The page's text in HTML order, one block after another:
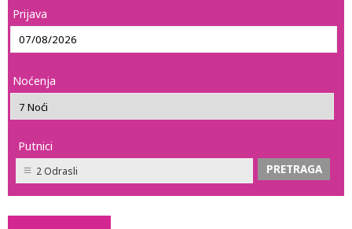
Prijava
Noćenja
Putnici
2 Odrasli